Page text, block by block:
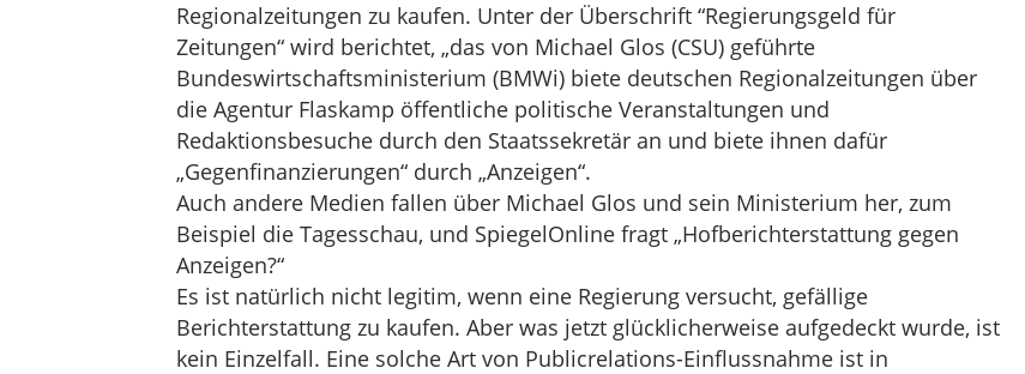
Regionalzeitungen zu kaufen. Unter der Überschrift “Regierungsgeld für
Zeitungen“ wird berichtet, „das von Michael Glos (CSU) geführte
Bundeswirtschaftsministerium (BMWi) biete deutschen Regionalzeitungen über
die Agentur Flaskamp öffentliche politische Veranstaltungen und
Redaktionsbesuche durch den Staatssekretär an und biete ihnen dafür
„Gegenfinanzierungen“ durch „Anzeigen“.
Auch andere Medien fallen über Michael Glos und sein Ministerium her, zum
Beispiel die Tagesschau, und SpiegelOnline fragt „Hofberichterstattung gegen
Anzeigen?“
Es ist natürlich nicht legitim, wenn eine Regierung versucht, gefällige
Berichterstattung zu kaufen. Aber was jetzt glücklicherweise aufgedeckt wurde, ist
kein Einzelfall. Eine solche Art von Publicrelations-Einflussnahme ist in